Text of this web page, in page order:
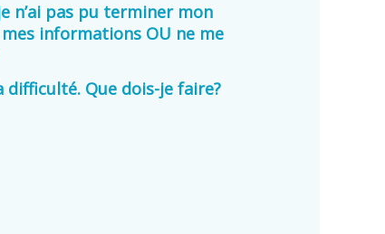
n’ai pas pu terminer mon
informations OU ne me
difficulté. Que dois-je faire?